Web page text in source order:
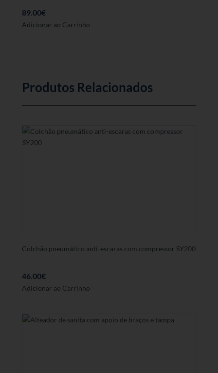
89.00€
Adicionar ao Carrinho
Produtos Relacionados
Colchão pneumático anti-escaras com compressor SY200
46.00€
Adicionar ao Carrinho